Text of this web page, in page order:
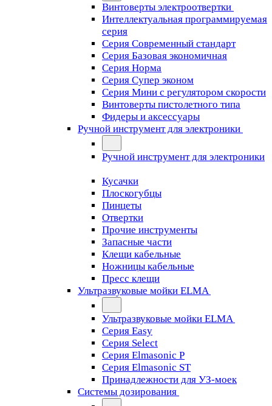
Винтоверты электроотвертки
Интеллектуальная программируемая
серия
Серия Современный стандарт
Серия Базовая экономичная
Серия Норма
Серия Cупер эконом
Серия Мини с регулятором скорости
Винтоверты пистолетного типа
Фидеры и аксессуары
Ручной инструмент для электроники
Ручной инструмент для электроники
Кусачки
Плоскогубцы
Пинцеты
Отвертки
Прочие инструменты
Запасные части
Клещи кабельные
Ножницы кабельные
Пресс клещи
Ультразвуковые мойки ELMA
Ультразвуковые мойки ELMA
Серия Easy
Серия Select
Серия Elmasonic P
Серия Elmasonic ST
Принадлежности для УЗ-моек
Системы дозирования